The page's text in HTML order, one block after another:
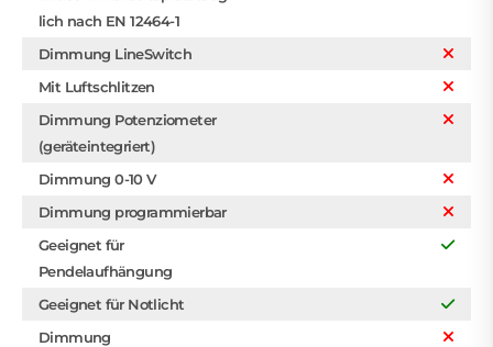
lich nach EN 12464-1
Dimmung LineSwitch
Mit Luftschlitzen
Dimmung Potenziometer
(geräteintegriert)
Dimmung 0-10 V
Dimmung programmierbar
Geeignet für
Pendelaufhängung
Geeignet für Notlicht
Dimmung